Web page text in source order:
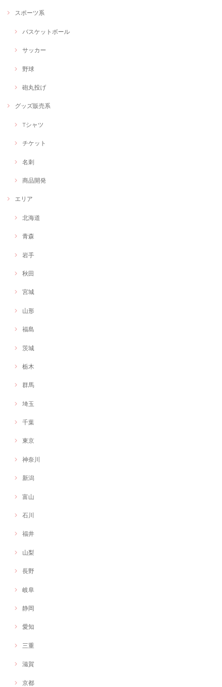
スポーツ系
バスケットボール
サッカー
野球
砲丸投げ
グッズ販売系
Tシャツ
チケット
名刺
商品開発
エリア
北海道
青森
岩手
秋田
宮城
山形
福島
茨城
栃木
群馬
埼玉
千葉
東京
神奈川
新潟
富山
石川
福井
山梨
長野
岐阜
静岡
愛知
三重
滋賀
京都